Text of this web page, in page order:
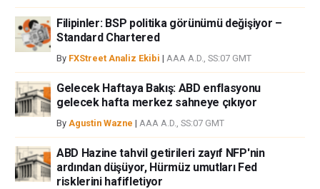
Filipinler: BSP politika görünümü değişiyor –
Standard Chartered
By FXStreet Analiz Ekibi | AAA A.D., SS:07 GMT
Gelecek Haftaya Bakış: ABD enflasyonu
gelecek hafta merkez sahneye çıkıyor
By Agustin Wazne | AAA A.D., SS:07 GMT
ABD Hazine tahvil getirileri zayıf NFP'nin
ardından düşüyor, Hürmüz umutları Fed
risklerini hafifletiyor